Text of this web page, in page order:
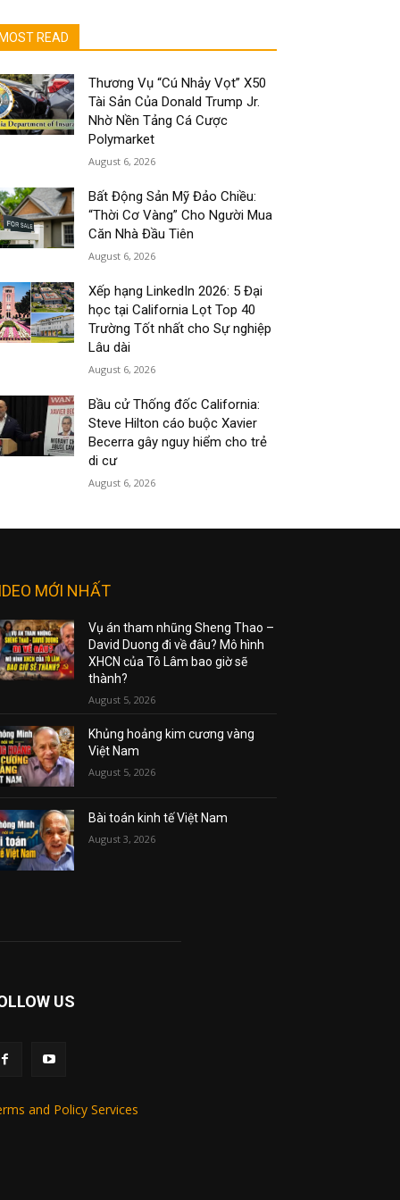
MOST READ
Thương Vụ “Cú Nhảy Vọt” X50
Tài Sản Của Donald Trump Jr.
Nhờ Nền Tảng Cá Cược
Polymarket
August 6, 2026
Bất Động Sản Mỹ Đảo Chiều:
“Thời Cơ Vàng” Cho Người Mua
Căn Nhà Đầu Tiên
August 6, 2026
Xếp hạng LinkedIn 2026: 5 Đại
học tại California Lọt Top 40
Trường Tốt nhất cho Sự nghiệp
Lâu dài
August 6, 2026
Bầu cử Thống đốc California:
Steve Hilton cáo buộc Xavier
Becerra gây nguy hiểm cho trẻ
di cư
August 6, 2026
MỚI NHẤT
Vụ án tham nhũng Sheng Thao –
David Duong đi về đâu? Mô hình
XHCN của Tô Lâm bao giờ sẽ
thành?
August 5, 2026
Khủng hoảng kim cương vàng
Việt Nam
August 5, 2026
Bài toán kinh tế Việt Nam
August 3, 2026
US
and Policy Services